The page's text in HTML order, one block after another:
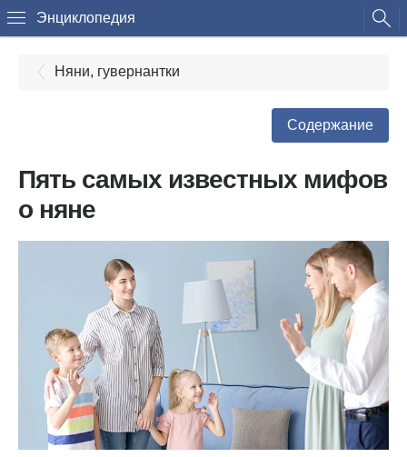
Энциклопедия
Няни, гувернантки
Содержание
Пять самых известных мифов
о няне